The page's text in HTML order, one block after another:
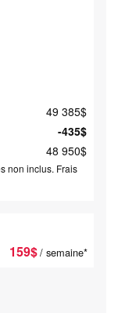
49 385$
-435$
48 950$
non inclus. Frais
159$/ semaine*